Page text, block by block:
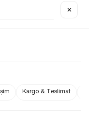
1-2 cm
✕
Kargo & Teslimat